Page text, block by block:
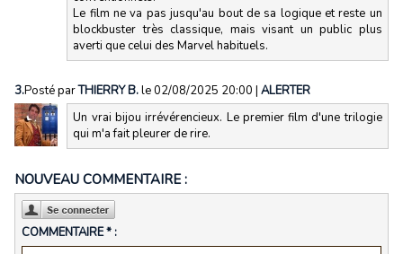
Le film ne va pas jusqu'au bout de sa logique et reste un
blockbuster très classique, mais visant un public plus
averti que celui des Marvel habituels.
3.Posté parTHIERRY B.le 02/08/2025 20:00 | ALERTER
Un vrai bijou irrévérencieux. Le premier film d'une trilogie
qui m'a fait pleurer de rire.
NOUVEAU COMMENTAIRE :
COMMENTAIRE * :